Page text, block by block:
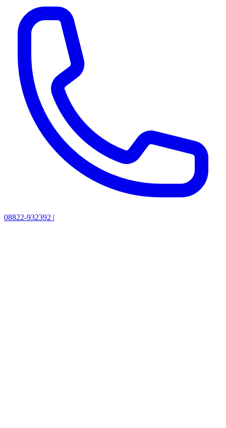
08822-932392 |